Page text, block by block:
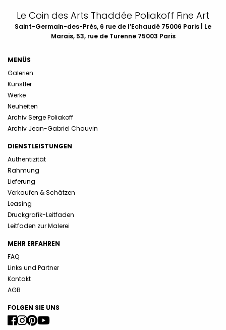
Le Coin des Arts Thaddée Poliakoff Fine Art
Saint-Germain-des-Prés, 6 rue de l’Echaudé 75006 Paris | Le
Marais, 53, rue de Turenne 75003 Paris
MENÜS
Galerien
Künstler
Werke
Neuheiten
Archiv Serge Poliakoff
Archiv Jean-Gabriel Chauvin
DIENSTLEISTUNGEN
Authentizität
Rahmung
Lieferung
Verkaufen & Schätzen
Leasing
Druckgrafik-Leitfaden
Leitfaden zur Malerei
MEHR ERFAHREN
FAQ
Links und Partner
Kontakt
AGB
FOLGEN SIE UNS